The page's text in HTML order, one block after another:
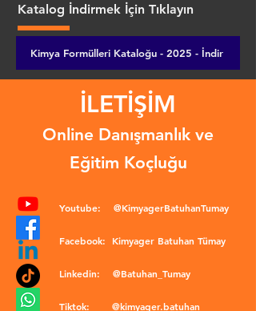
Katalog İndirmek İçin Tıklayın
Kimya Formülleri Kataloğu - 2025 - İndir
İLETİŞİM
Online Danışmanlık ve
Eğitim Koçluğu
Youtube: @KimyagerBatuhanTumay
Facebook: Kimyager Batuhan Tümay
Linkedin: @Batuhan_Tumay
Tiktok: @kimyager.batuhan